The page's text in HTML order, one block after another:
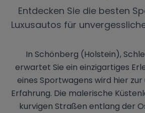
Entdecken Sie die besten
Luxusautos für
In Schönberg (Holstein),
erwartet Sie ein einzigartiges
eines Sportwagens wird hier
Erfahrung. Die malerische
kurvigen Straßen entlang der